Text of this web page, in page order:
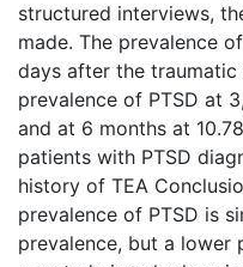
structured interviews,
made. The prevalence
days after the traumatic
prevalence of PTSD at
and at 6 months at
patients with PTSD
history of TEA
prevalence of PTSD is
prevalence, but a lower